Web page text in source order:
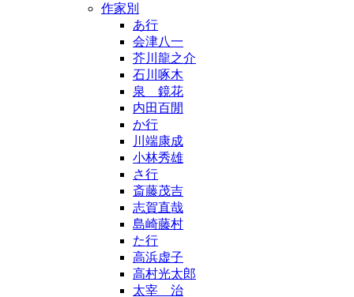
作家別
あ行
会津八一
芥川龍之介
石川啄木
泉 鏡花
内田百閒
か行
川端康成
小林秀雄
さ行
斎藤茂吉
志賀直哉
島崎藤村
た行
高浜虚子
高村光太郎
太宰 治